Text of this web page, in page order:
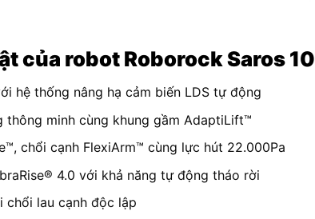
của robot Roborock Saros 10
hệ thống nâng hạ cảm biến LDS tự động
thông minh cùng khung gầm AdaptiLift™
chổi cạnh FlexiArm™ cùng lực hút 22.000Pa
4.0 với khả năng tự động tháo rời
chổi lau cạnh độc lập